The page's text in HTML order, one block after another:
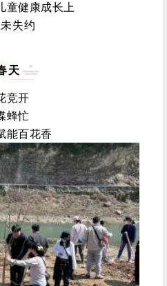
童健康成长上
失约
天
竞开
蜂忙
能百花香